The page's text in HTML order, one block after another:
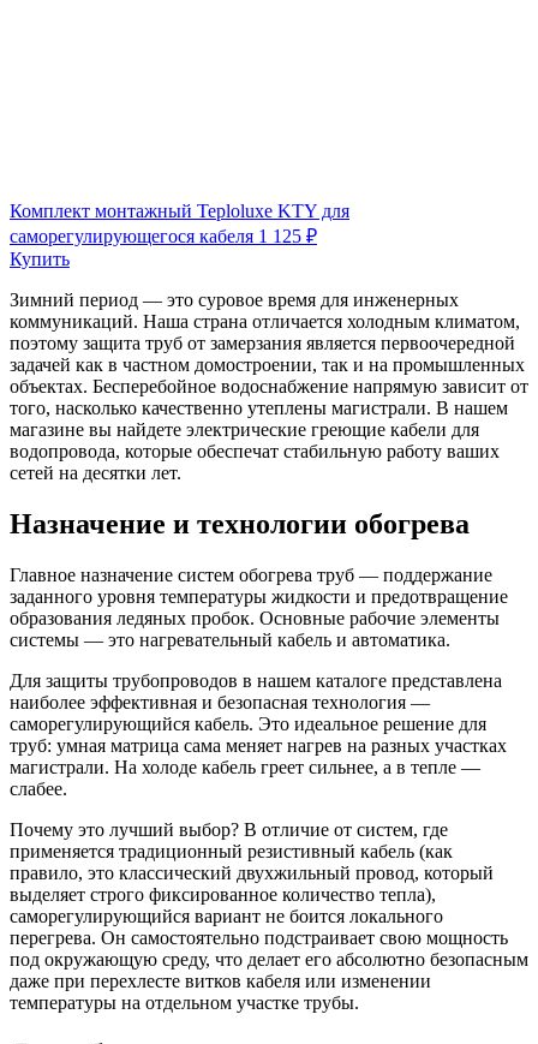
Комплект монтажный Teploluxe KTY для
саморегулирующегося кабеля 1 125 ₽
Купить
Зимний период — это суровое время для инженерных
коммуникаций. Наша страна отличается холодным климатом,
поэтому защита труб от замерзания является первоочередной
задачей как в частном домостроении, так и на промышленных
объектах. Бесперебойное водоснабжение напрямую зависит от
того, насколько качественно утеплены магистрали. В нашем
магазине вы найдете электрические греющие кабели для
водопровода, которые обеспечат стабильную работу ваших
сетей на десятки лет.
Назначение и технологии обогрева
Главное назначение систем обогрева труб — поддержание
заданного уровня температуры жидкости и предотвращение
образования ледяных пробок. Основные рабочие элементы
системы — это нагревательный кабель и автоматика.
Для защиты трубопроводов в нашем каталоге представлена
наиболее эффективная и безопасная технология —
саморегулирующийся кабель. Это идеальное решение для
труб: умная матрица сама меняет нагрев на разных участках
магистрали. На холоде кабель греет сильнее, а в тепле —
слабее.
Почему это лучший выбор? В отличие от систем, где
применяется традиционный резистивный кабель (как
правило, это классический двухжильный провод, который
выделяет строго фиксированное количество тепла),
саморегулирующийся вариант не боится локального
перегрева. Он самостоятельно подстраивает свою мощность
под окружающую среду, что делает его абсолютно безопасным
даже при перехлесте витков кабеля или изменении
температуры на отдельном участке трубы.